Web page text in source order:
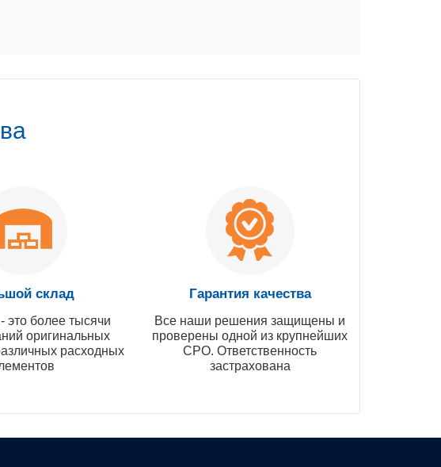
склад
это более тысячи
оригинальных
расходных
Гарантия качества
Все наши решения защищены и
проверены одной из крупнейших
СРО. Ответственность
застрахована